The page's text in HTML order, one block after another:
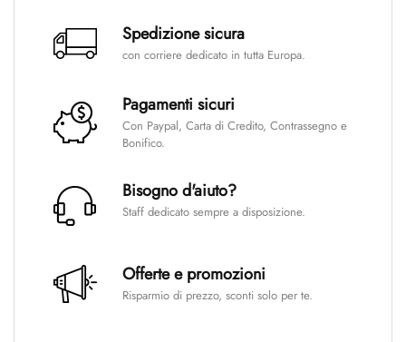
Spedizione sicura
con corriere dedicato in tutta Europa.
Pagamenti sicuri
Con Paypal, Carta di Credito, Contrassegno e
Bonifico.
Bisogno d'aiuto?
Staff dedicato sempre a disposizione.
Offerte e promozioni
Risparmio di prezzo, sconti solo per te.